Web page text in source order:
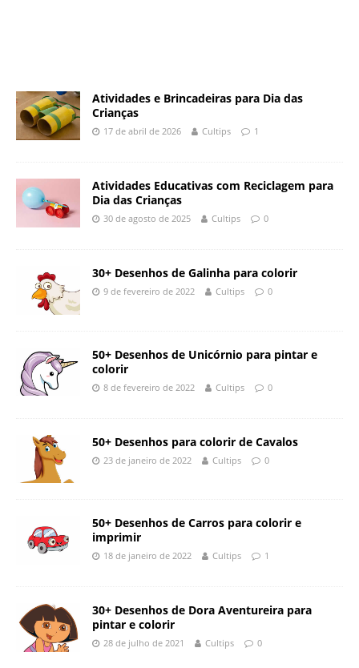
Atividades e Brincadeiras para Dia das
Crianças
17 de abril de 2026 Cultips 1
Atividades Educativas com Reciclagem para
Dia das Crianças
30 de agosto de 2025 Cultips 0
30+ Desenhos de Galinha para colorir
9 de fevereiro de 2022 Cultips 0
50+ Desenhos de Unicórnio para pintar e
colorir
8 de fevereiro de 2022 Cultips 0
50+ Desenhos para colorir de Cavalos
23 de janeiro de 2022 Cultips 0
50+ Desenhos de Carros para colorir e
imprimir
18 de janeiro de 2022 Cultips 1
30+ Desenhos de Dora Aventureira para
pintar e colorir
28 de julho de 2021 Cultips 0